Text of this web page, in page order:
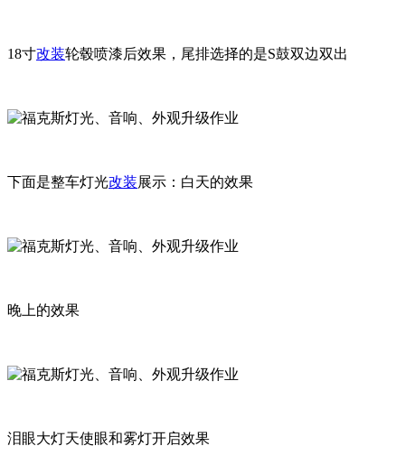
18寸改装轮毂喷漆后效果，尾排选择的是S鼓双边双出
下面是整车灯光改装展示：白天的效果
晚上的效果
泪眼大灯天使眼和雾灯开启效果